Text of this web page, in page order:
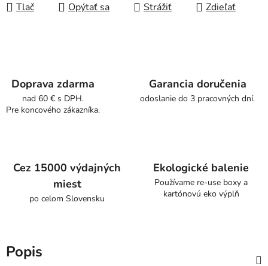
Tlač Opýtať sa Strážiť Zdieľať
Doprava zdarma
nad 60 € s DPH.
Pre koncového zákazníka.
Garancia doručenia
odoslanie do 3 pracovných dní.
Cez 15000 výdajných
miest
po celom Slovensku
Ekologické balenie
Používame re-use boxy a
kartónovú eko výplň
Popis